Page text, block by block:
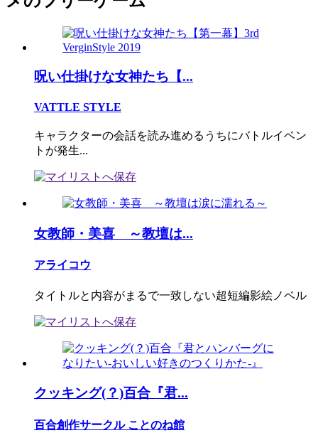
呪い仕掛けな女神たち【...
VATTLE STYLE
キャラクターの会話を読み進めるうちにバトルイベン
トが発生...
女教師・美喜 ～教壇は...
アライコウ
タイトルと内容がまるで一致しない超短編影絵ノベル
クッキング(？)百合『君...
百合創作サークル ことのね館